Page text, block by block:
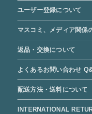
ユーザー登録について
マスコミ、メディア関係
返品・交換について
よくあるお問い合わせ
配送方法・送料について
INTERNATIONAL